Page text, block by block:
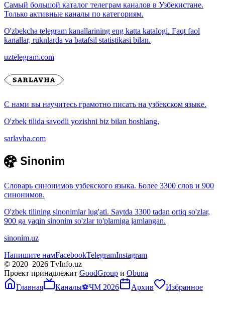
Самый большой каталог телеграм каналов в Узбекистане.
Только активные каналы по категориям.
O'zbekcha telegram kanallarining eng katta katalogi. Faqt faol
kanallar, ruknlarda va batafsil statistikasi bilan.
uztelegram.com
С нами вы научитесь грамотно писать на узбекском языке.
O'zbek tilida savodli yozishni biz bilan boshlang.
sarlavha.com
Словарь синонимов узбекского языка. Более 3300 слов и 900
синонимов.
O'zbek tilining sinonimlar lug'ati. Saytda 3300 tadan ortiq so'zlar,
900 ga yaqin sinonim so'zlar to'plamiga jamlangan.
sinonim.uz
Напишите намFacebookTelegramInstagram
© 2020–2026 TvInfo.uz
Проект принадлежит GoodGroup и Obuna
Главная
Каналы⚽ЧМ 2026 Архив Избранное